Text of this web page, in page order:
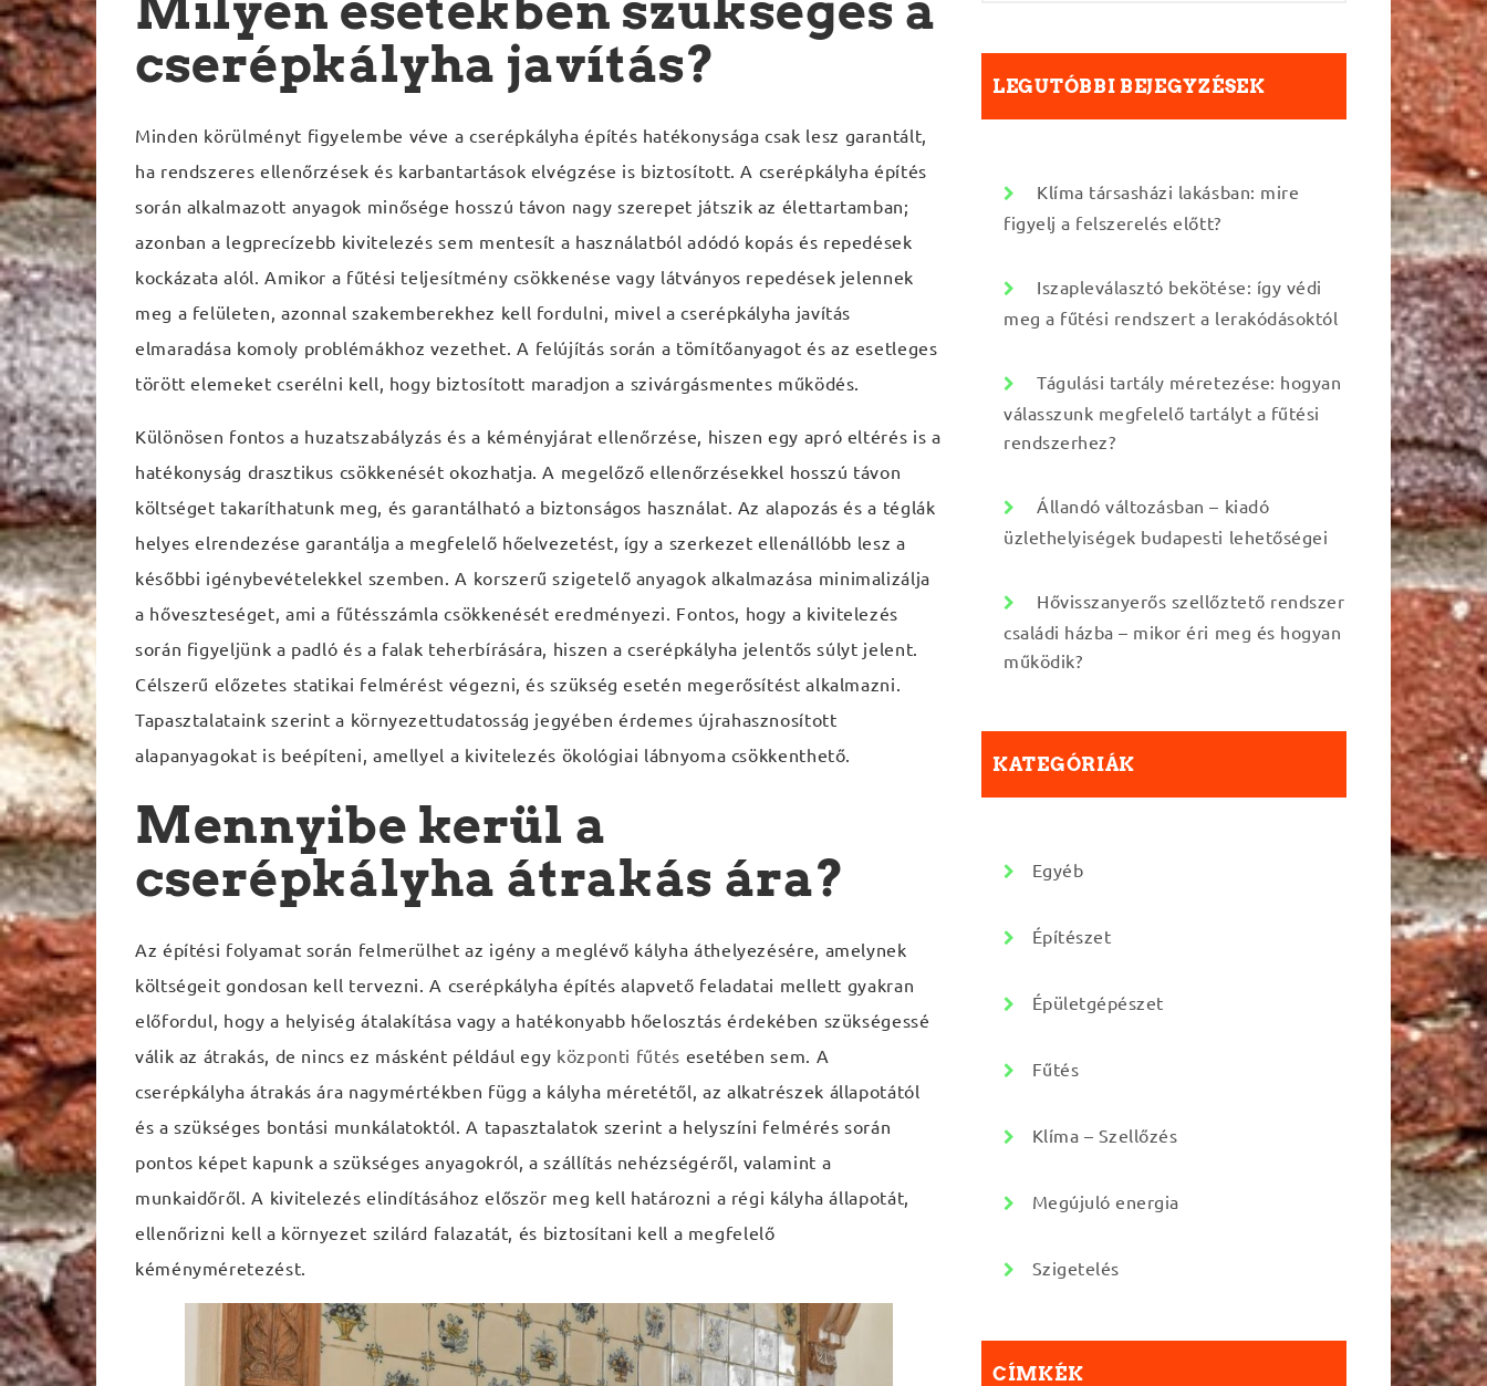
cserépkályha javítás?
Minden körülményt figyelembe véve a cserépkályha építés hatékonysága csak lesz garantált,
ha rendszeres ellenőrzések és karbantartások elvégzése is biztosított. A cserépkályha építés
során alkalmazott anyagok minősége hosszú távon nagy szerepet játszik az élettartamban;
azonban a legprecízebb kivitelezés sem mentesít a használatból adódó kopás és repedések
kockázata alól. Amikor a fűtési teljesítmény csökkenése vagy látványos repedések jelennek
meg a felületen, azonnal szakemberekhez kell fordulni, mivel a cserépkályha javítás
elmaradása komoly problémákhoz vezethet. A felújítás során a tömítőanyagot és az esetleges
törött elemeket cserélni kell, hogy biztosított maradjon a szivárgásmentes működés.
Különösen fontos a huzatszabályzás és a kéményjárat ellenőrzése, hiszen egy apró eltérés is a
hatékonyság drasztikus csökkenését okozhatja. A megelőző ellenőrzésekkel hosszú távon
költséget takaríthatunk meg, és garantálható a biztonságos használat. Az alapozás és a téglák
helyes elrendezése garantálja a megfelelő hőelvezetést, így a szerkezet ellenállóbb lesz a
későbbi igénybevételekkel szemben. A korszerű szigetelő anyagok alkalmazása minimalizálja
a hőveszteséget, ami a fűtésszámla csökkenését eredményezi. Fontos, hogy a kivitelezés
során figyeljünk a padló és a falak teherbírására, hiszen a cserépkályha jelentős súlyt jelent.
Célszerű előzetes statikai felmérést végezni, és szükség esetén megerősítést alkalmazni.
Tapasztalataink szerint a környezettudatosság jegyében érdemes újrahasznosított
alapanyagokat is beépíteni, amellyel a kivitelezés ökológiai lábnyoma csökkenthető.
Mennyibe kerül a
cserépkályha átrakás ára?
Az építési folyamat során felmerülhet az igény a meglévő kályha áthelyezésére, amelynek
költségeit gondosan kell tervezni. A cserépkályha építés alapvető feladatai mellett gyakran
előfordul, hogy a helyiség átalakítása vagy a hatékonyabb hőelosztás érdekében szükségessé
válik az átrakás, de nincs ez másként például egy központi fűtés esetében sem. A
cserépkályha átrakás ára nagymértékben függ a kályha méretétől, az alkatrészek állapotától
és a szükséges bontási munkálatoktól. A tapasztalatok szerint a helyszíni felmérés során
pontos képet kapunk a szükséges anyagokról, a szállítás nehézségéről, valamint a
munkaidőről. A kivitelezés elindításához először meg kell határozni a régi kályha állapotát,
ellenőrizni kell a környezet szilárd falazatát, és biztosítani kell a megfelelő
kéményméretezést.
LEGUTÓBBI BEJEGYZÉSEK
Klíma társasházi lakásban: mire
figyelj a felszerelés előtt?
Iszapleválasztó bekötése: így védi
meg a fűtési rendszert a lerakódásoktól
Tágulási tartály méretezése: hogyan
válasszunk megfelelő tartályt a fűtési
rendszerhez?
Állandó változásban – kiadó
üzlethelyiségek budapesti lehetőségei
Hővisszanyerős szellőztető rendszer
családi házba – mikor éri meg és hogyan
működik?
KATEGÓRIÁK
Egyéb
Építészet
Épületgépészet
Fűtés
Klíma – Szellőzés
Megújuló energia
Szigetelés
CÍMKÉK